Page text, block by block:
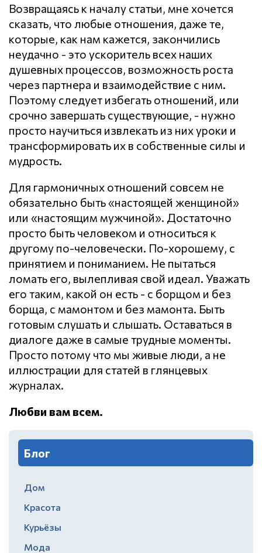
Возвращаясь к началу статьи, мне хочется
сказать, что любые отношения, даже те,
которые, как нам кажется, закончились
неудачно - это ускоритель всех наших
душевных процессов, возможность роста
через партнера и взаимодействие с ним.
Поэтому следует избегать отношений, или
срочно завершать существующие, - нужно
просто научиться извлекать из них уроки и
трансформировать их в собственные силы и
мудрость.
Для гармоничных отношений совсем не
обязательно быть «настоящей женщиной»
или «настоящим мужчиной». Достаточно
просто быть человеком и относиться к
другому по-человечески. По-хорошему, с
принятием и пониманием. Не пытаться
ломать его, вылепливая свой идеал. Уважать
его таким, какой он есть - с борщом и без
борща, с мамонтом и без мамонта. Быть
готовым слушать и слышать. Оставаться в
диалоге даже в самые трудные моменты.
Просто потому что мы живые люди, а не
иллюстрации для статей в глянцевых
журналах.
Любви вам всем.
Блог
Дом
Красота
Курьёзы
Мода